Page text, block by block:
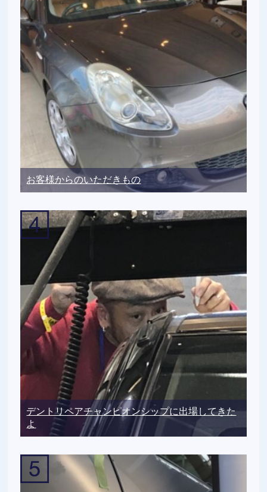
お客様からのいただきもの
デントリペアチャンピオンシップに出場してきた
よ